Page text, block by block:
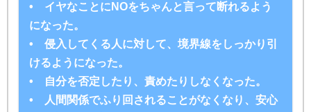
• イヤなことにNOをちゃんと言って断れるよう
になった。
• 侵入してくる人に対して、境界線をしっかり引
けるようになった。
• 自分を否定したり、責めたりしなくなった。
• 人間関係でふり回されることがなくなり、安心